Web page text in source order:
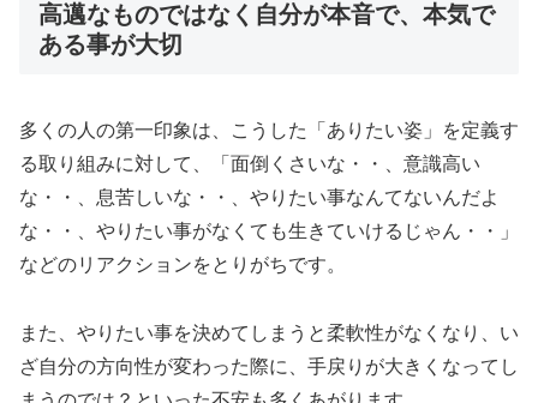
高邁なものではなく自分が本音で、本気で
ある事が大切
多くの人の第一印象は、こうした「ありたい姿」を定義す
る取り組みに対して、「面倒くさいな・・、意識高い
な・・、息苦しいな・・、やりたい事なんてないんだよ
な・・、やりたい事がなくても生きていけるじゃん・・」
などのリアクションをとりがちです。
また、やりたい事を決めてしまうと柔軟性がなくなり、い
ざ自分の方向性が変わった際に、手戻りが大きくなってし